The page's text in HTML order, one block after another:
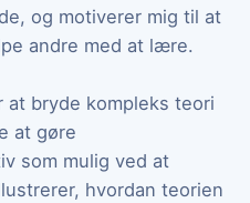
og motiverer mig til at
andre med at lære.
at bryde kompleks teori
at gøre
som mulig ved at
hvordan teorien